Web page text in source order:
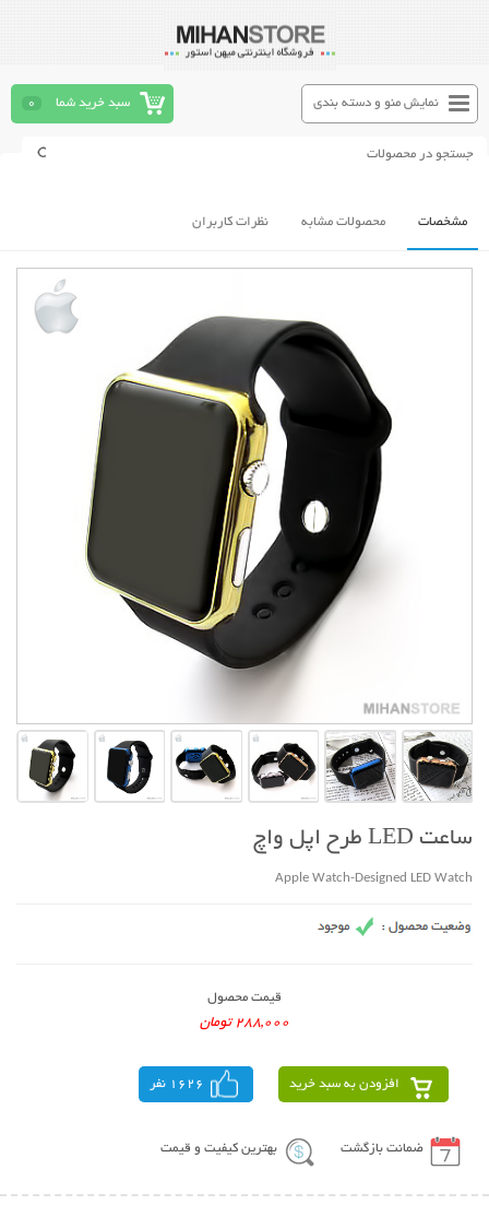
سبد خرید شما 0 نمایش منو و دسته بندی
مشخصات محصولات مشابه نظرات کاربران
ساعت LED طرح اپل واچ
Apple Watch-Designed LED Watch
قیمت محصول
288,000 تومان
افزودن به سبد خرید 1626 نفر
ضمانت بازگشت بهترین کیفیت و قیمت